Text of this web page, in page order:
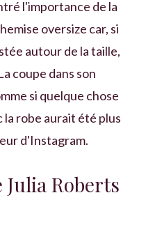
l'importance de la
oversize car, si
autour de la taille,
coupe dans son
si quelque chose
robe aurait été plus
d'Instagram.
Roberts